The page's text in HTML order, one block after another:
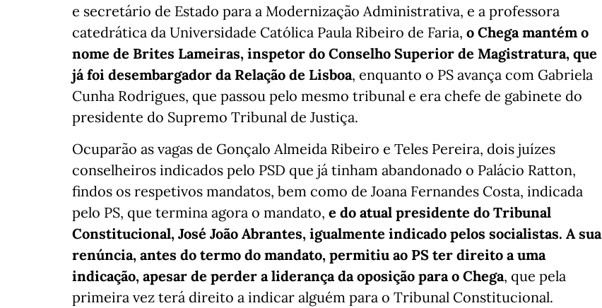
e secretário de Estado para a Modernização Administrativa, e a professora
catedrática da Universidade Católica Paula Ribeiro de Faria, o Chega mantém o
nome de Brites Lameiras, inspetor do Conselho Superior de Magistratura, que
já foi desembargador da Relação de Lisboa, enquanto o PS avança com Gabriela
Cunha Rodrigues, que passou pelo mesmo tribunal e era chefe de gabinete do
presidente do Supremo Tribunal de Justiça.
Ocuparão as vagas de Gonçalo Almeida Ribeiro e Teles Pereira, dois juízes
conselheiros indicados pelo PSD que já tinham abandonado o Palácio Ratton,
findos os respetivos mandatos, bem como de Joana Fernandes Costa, indicada
pelo PS, que termina agora o mandato, e do atual presidente do Tribunal
Constitucional, José João Abrantes, igualmente indicado pelos socialistas. A sua
renúncia, antes do termo do mandato, permitiu ao PS ter direito a uma
indicação, apesar de perder a liderança da oposição para o Chega, que pela
primeira vez terá direito a indicar alguém para o Tribunal Constitucional.